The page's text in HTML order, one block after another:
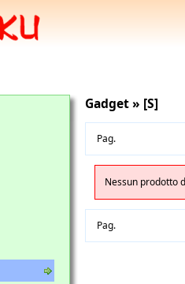
Gadget » [S]
Pag.
Nessun prodotto
Pag.